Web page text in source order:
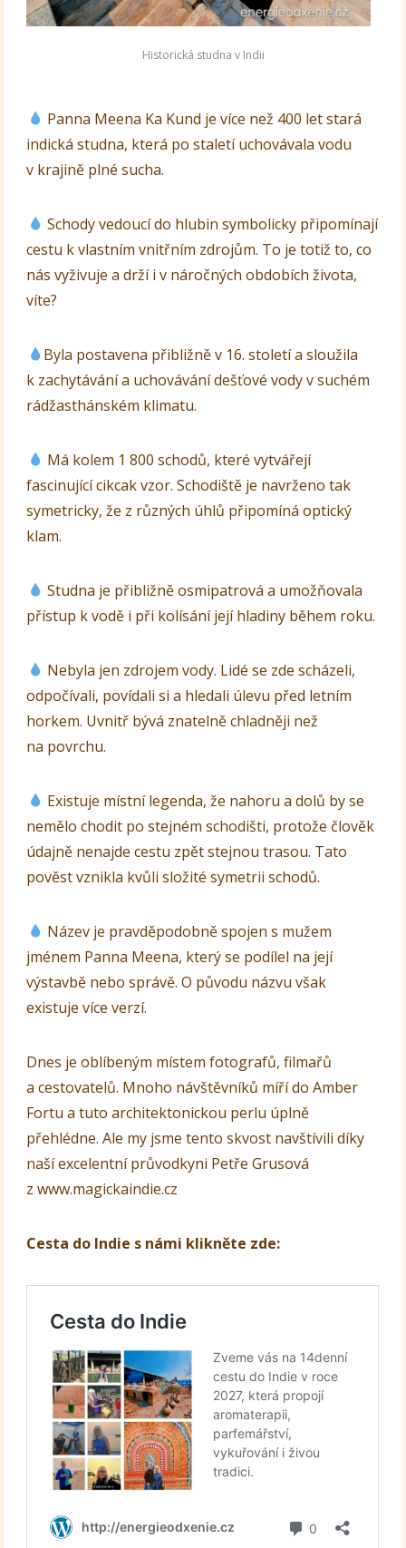
Historická studna v Indii
Panna Meena Ka Kund je více než 400 let stará
indická studna, která po staletí uchovávala vodu
v krajině plné sucha.
Schody vedoucí do hlubin symbolicky připomínají
cestu k vlastním vnitřním zdrojům. To je totiž to, co
nás vyživuje a drží i v náročných obdobích života,
víte?
Byla postavena přibližně v 16. století a sloužila
k zachytávání a uchovávání dešťové vody v suchém
rádžasthánském klimatu.
Má kolem 1 800 schodů, které vytvářejí
fascinující cikcak vzor. Schodiště je navrženo tak
symetricky, že z různých úhlů připomíná optický
klam.
Studna je přibližně osmipatrová a umožňovala
přístup k vodě i při kolísání její hladiny během roku.
Nebyla jen zdrojem vody. Lidé se zde scházeli,
odpočívali, povídali si a hledali úlevu před letním
horkem. Uvnitř bývá znatelně chladněji než
na povrchu.
Existuje místní legenda, že nahoru a dolů by se
nemělo chodit po stejném schodišti, protože člověk
údajně nenajde cestu zpět stejnou trasou. Tato
pověst vznikla kvůli složité symetrii schodů.
Název je pravděpodobně spojen s mužem
jménem Panna Meena, který se podílel na její
výstavbě nebo správě. O původu názvu však
existuje více verzí.
Dnes je oblíbeným místem fotografů, filmařů
a cestovatelů. Mnoho návštěvníků míří do Amber
Fortu a tuto architektonickou perlu úplně
přehlédne. Ale my jsme tento skvost navštívili díky
naší excelentní průvodkyni Petře Grusová
z www.magickaindie.cz
Cesta do Indie s námi klikněte zde: